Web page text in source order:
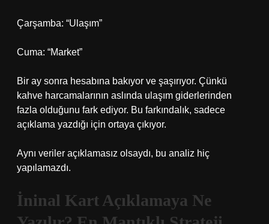
Çarşamba: “Ulaşım”
Cuma: “Market”
Bir ay sonra hesabına bakıyor ve şaşırıyor. Çünkü
kahve harcamalarının aslında ulaşım giderlerinden
fazla olduğunu fark ediyor. Bu farkındalık, sadece
açıklama yazdığı için ortaya çıkıyor.
Aynı veriler açıklamasız olsaydı, bu analiz hiç
yapılamazdı.
İninal Kart Açıklamaya Ne